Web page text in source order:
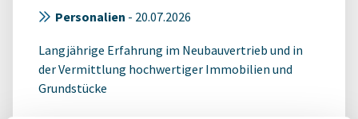
Personalien - 20.07.2026
Langjährige Erfahrung im Neubauvertrieb und in
der Vermittlung hochwertiger Immobilien und
Grundstücke